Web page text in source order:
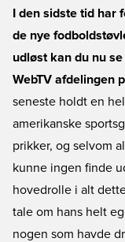
I den sidste tid
de nye
udløst kan du nu
WebTV afdelingen
seneste holdt en
amerikanske
prikker, og selvom
kunne ingen finde
hovedrolle i alt
tale om hans helt
nogen som havde